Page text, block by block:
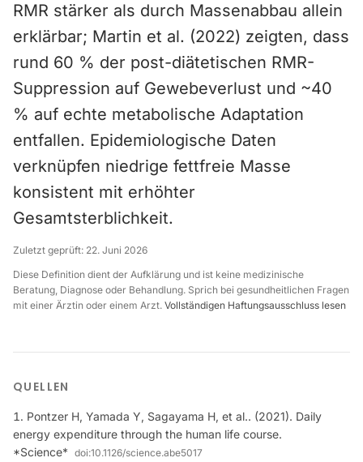
RMR stärker als durch Massenabbau allein
erklärbar; Martin et al. (2022) zeigten, dass
rund 60 % der post-diätetischen RMR-
Suppression auf Gewebeverlust und ~40
% auf echte metabolische Adaptation
entfallen. Epidemiologische Daten
verknüpfen niedrige fettfreie Masse
konsistent mit erhöhter
Gesamtsterblichkeit.
Zuletzt geprüft: 22. Juni 2026
Diese Definition dient der Aufklärung und ist keine medizinische
Beratung, Diagnose oder Behandlung. Sprich bei gesundheitlichen Fragen
mit einer Ärztin oder einem Arzt. Vollständigen Haftungsausschluss lesen
QUELLEN
Pontzer H, Yamada Y, Sagayama H, et al.. (2021). Daily
energy expenditure through the human life course.
*Science* doi:10.1126/science.abe5017